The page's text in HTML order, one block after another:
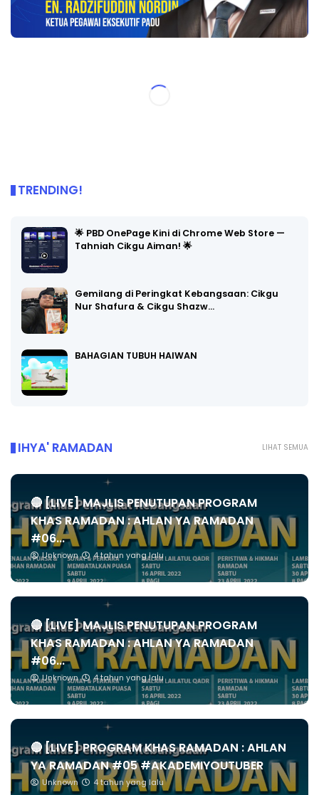
TRENDING!
🌟 PBD OnePage Kini di Chrome Web Store —
Tahniah Cikgu Aiman! 🌟
Gemilang di Peringkat Kebangsaan: Cikgu
Nur Shafura & Cikgu Shazw…
BAHAGIAN TUBUH HAIWAN
LIHAT SEMUA
IHYA' RAMADAN
🔴 [LIVE] MAJLIS PENUTUPAN PROGRAM
KHAS RAMADAN : AHLAN YA RAMADAN
#06...
Unknown 4 tahun yang lalu
🔴 [LIVE] MAJLIS PENUTUPAN PROGRAM
KHAS RAMADAN : AHLAN YA RAMADAN
#06...
Unknown 4 tahun yang lalu
🔴 [LIVE] PROGRAM KHAS RAMADAN : AHLAN
YA RAMADAN #05 #AKADEMIYOUTUBER
Unknown 4 tahun yang lalu